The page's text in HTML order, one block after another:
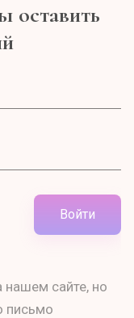
оставить
Войти
нашем сайте, но
письмо